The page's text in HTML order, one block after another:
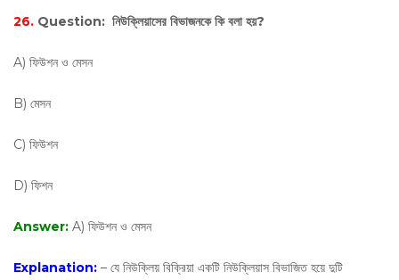
26. Question: নিউক্লিয়াসের বিভাজনকে কি বলা হয়?
A) ফিউশন ও মেসন
B) মেসন
C) ফিউশন
D) ফিশন
Answer: A) ফিউশন ও মেসন
Explanation: – যে নিউক্লিয় বিক্রিয়া একটি নিউক্লিয়াস বিভাজিত হয়ে দুটি